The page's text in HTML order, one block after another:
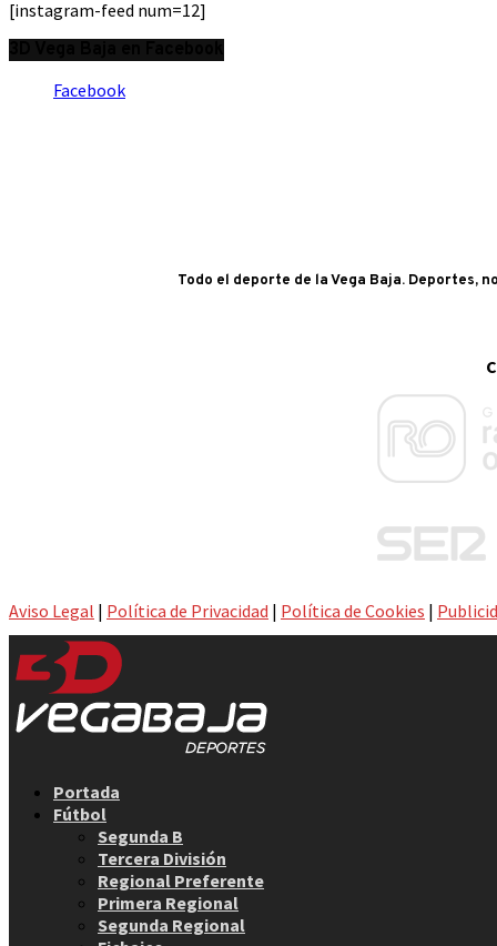
[instagram-feed num=12]
Facebook
Todo el deporte de la Vega Baja.
Aviso Legal | Política de Privacidad | Política de Cookies |
Portada
Fútbol
Segunda B
Tercera División
Regional Preferente
Primera Regional
Segunda Regional